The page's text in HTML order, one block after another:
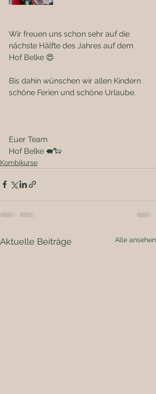
Wir freuen uns schon sehr auf die
nächste Hälfte des Jahres auf dem
Hof Belke 😍
Bis dahin wünschen wir allen Kindern
schöne Ferien und schöne Urlaube.
Euer Team
Hof Belke 🐖🐑
Kombikurse
Aktuelle Beiträge Alle ansehen